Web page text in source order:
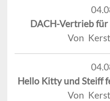
DACH-Vertrieb
Von
Hello Kitty und Steiff
Von